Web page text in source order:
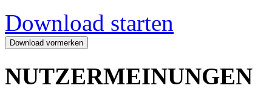
Download starten
NUTZERMEINUNGEN